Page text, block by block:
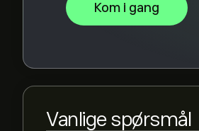
Kom i gang
Vanlige spørsmål